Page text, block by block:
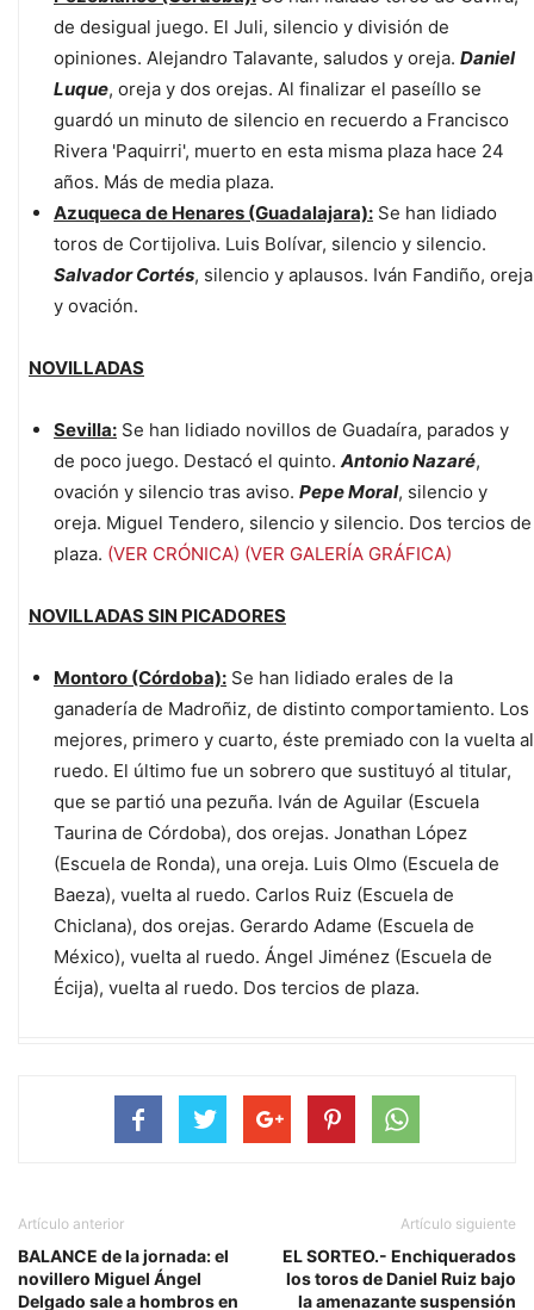
de desigual juego. El Juli, silencio y división de
opiniones. Alejandro Talavante, saludos y oreja. Daniel
Luque, oreja y dos orejas. Al finalizar el paseíllo se
guardó un minuto de silencio en recuerdo a Francisco
Rivera 'Paquirri', muerto en esta misma plaza hace 24
años. Más de media plaza.
Azuqueca de Henares (Guadalajara): Se han lidiado
toros de Cortijoliva. Luis Bolívar, silencio y silencio.
Salvador Cortés, silencio y aplausos. Iván Fandiño, oreja
y ovación.
NOVILLADAS
Sevilla: Se han lidiado novillos de Guadaíra, parados y
de poco juego. Destacó el quinto. Antonio Nazaré,
ovación y silencio tras aviso. Pepe Moral, silencio y
oreja. Miguel Tendero, silencio y silencio. Dos tercios de
plaza. (VER CRÓNICA) (VER GALERÍA GRÁFICA)
NOVILLADAS SIN PICADORES
Montoro (Córdoba): Se han lidiado erales de la
ganadería de Madroñiz, de distinto comportamiento. Los
mejores, primero y cuarto, éste premiado con la vuelta al
ruedo. El último fue un sobrero que sustituyó al titular,
que se partió una pezuña. Iván de Aguilar (Escuela
Taurina de Córdoba), dos orejas. Jonathan López
(Escuela de Ronda), una oreja. Luis Olmo (Escuela de
Baeza), vuelta al ruedo. Carlos Ruiz (Escuela de
Chiclana), dos orejas. Gerardo Adame (Escuela de
México), vuelta al ruedo. Ángel Jiménez (Escuela de
Écija), vuelta al ruedo. Dos tercios de plaza.
Artículo anterior
BALANCE de la jornada: el
novillero Miguel Ángel
Delgado sale a hombros en
Artículo siguiente
EL SORTEO.- Enchiquerados
los toros de Daniel Ruiz bajo
la amenazante suspensión